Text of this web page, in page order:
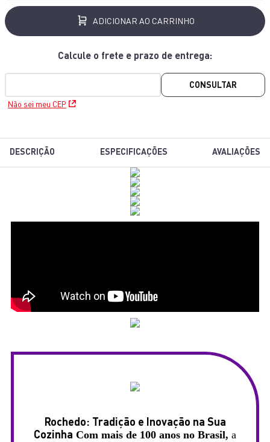
ADICIONAR AO CARRINHO
Não sei meu CEP
CONSULTAR
DESCRIÇÃO ESPECIFICAÇÕES AVALIAÇÕES
Rochedo: Tradição e Inovação na Sua
Cozinha Com mais de 100 anos no Brasil, a